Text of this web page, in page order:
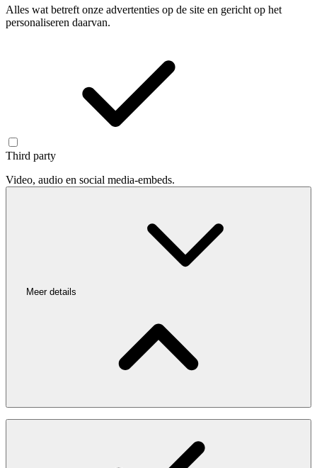
Alles wat betreft onze advertenties op de site en gericht op het
personaliseren daarvan.
Third party
Video, audio en social media-embeds.
Meer details